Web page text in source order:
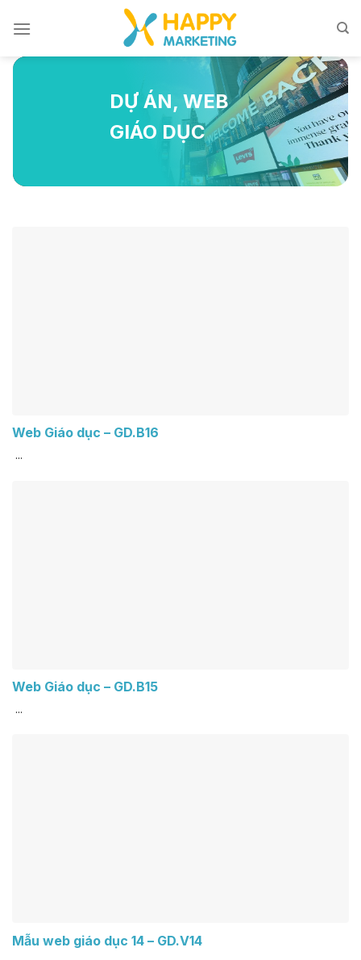
DỰ ÁN, WEB
GIÁO DỤC
Web Giáo dục – GD.B16
...
Web Giáo dục – GD.B15
...
Mẫu web giáo dục 14 – GD.V14